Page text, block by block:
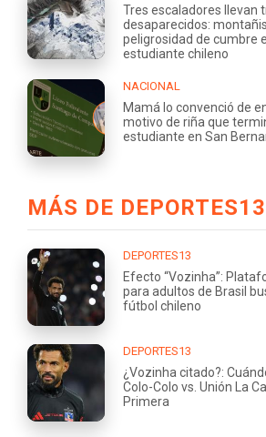
Tres escaladores llevan
desaparecidos:
peligrosidad de cumbre
estudiante chileno
NACIONAL
Mamá lo convenció de
motivo de riña que
estudiante en San
MÁS DE DEPORTES13
DEPORTES13
Efecto “Vozinha”:
para adultos de Brasil
fútbol chileno
DEPORTES13
¿Vozinha citado?:
Colo-Colo vs. Unión La
Primera